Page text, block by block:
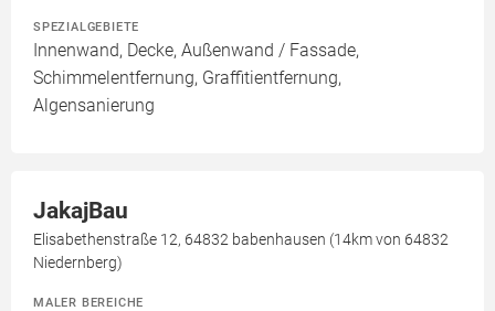
SPEZIALGEBIETE
Innenwand, Decke, Außenwand / Fassade,
Schimmelentfernung, Graffitientfernung,
Algensanierung
JakajBau
Elisabethenstraße 12, 64832 babenhausen (14km von 64832
Niedernberg)
MALER BEREICHE